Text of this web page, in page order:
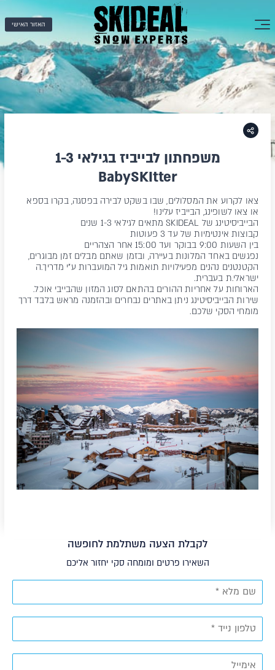
האזור האישי
משפחתון לבייביז בגילאי 1-3
BabySKItter
צאו לקרוע את המסלולים, שבו בשקט לבירה בפסגה, בקרו בספא
או צאו לשופינג, הבייביז עלינו!
הבייביסיטינג של SKIDEAL מתאים לגילאי 1-3 שנים
קבוצות אינטימיות של עד 3 פעוטות
בין השעות 9:00 בבוקר ועד 15:00 אחר הצהריים
נפגשים באחד המלונות בעיירה, ובזמן שאתם מבלים זמן מבוגרים,
הקטנטנים נהנים מפעילויות תואמות גיל המועברות ע"י מדריך.ה
ישראלי.ת בעברית.
הארוחות על אחריות ההורים בהתאם לסוג המזון שהבייבי אוכל.
שירות הבייביסיטינג ניתן באתרים נבחרים ובהזמנה מראש בלבד דרך
מומחי הסקי שלכם.
לקבלת הצעה משתלמת לחופשה
השאירו פרטים ומומחה סקי יחזור אליכם